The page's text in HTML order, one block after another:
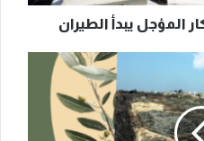
المؤجل يبدأ الطيران